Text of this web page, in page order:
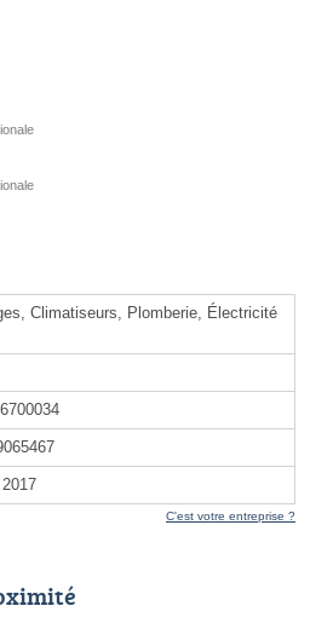
Climatiseurs, Plomberie, Électricité
C'est votre entreprise ?